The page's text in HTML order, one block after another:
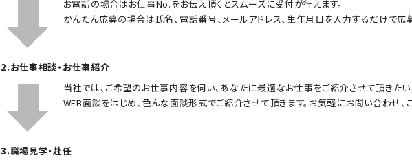
お電話の場合はお仕事No.をお伝え頂くとスムーズに受付が行えます。
かんたん応募の場合は氏名、電話番号、メールアドレス、生年月日を入力するだけで応募
2.お仕事相談・お仕事紹介
当社では、ご希望のお仕事内容を伺い、あなたに最適なお仕事をご紹介させて頂きたい
WEB面談をはじめ、色んな面談形式でご紹介させて頂きます。お気軽にお問い合わせ、
3.職場見学・赴任